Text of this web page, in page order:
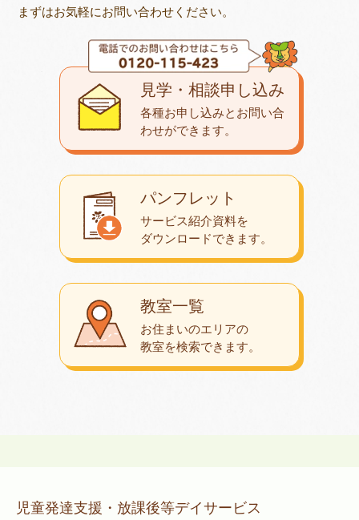
まずはお気軽にお問い合わせください。
教室一覧
お住まいのエリアの
教室を検索できます。
パンフレット
サービス紹介資料を
ダウンロードできます。
見学・相談申し込み
各種お申し込みとお問い合
わせができます。
児童発達支援・放課後等デイサービス